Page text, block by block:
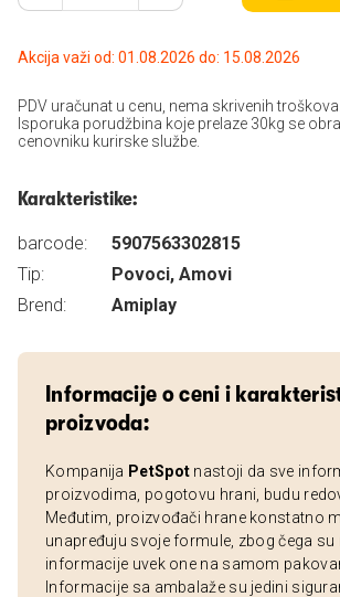
Akcija važi od: 01.08.2026 do: 15.08.2026
PDV uračunat u cenu, nema skrivenih troškova.
Isporuka porudžbina koje prelaze 30kg se
cenovniku kurirske službe.
Karakteristike:
barcode:
5907563302815
Tip:
Povoci, Amovi
Brend:
Amiplay
Informacije o ceni i
proizvoda:
Kompanija PetSpot nastoji da sve
proizvodima, pogotovu hrani, budu
Međutim, proizvođači hrane konstatno
unapređuju svoje formule, zbog čega su
informacije uvek one na samom
Informacije sa ambalaže su jedini